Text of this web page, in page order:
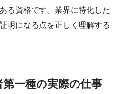
る資格です。業界に特化した
明になる点を正しく理解する
一種の実際の仕事